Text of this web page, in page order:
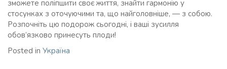
зможете поліпшити своє життя, знайти гармонію у
стосунках з оточуючими та, що найголовніше, — з собою.
Розпочніть цю подорож сьогодні, і ваші зусилля
обов’язково принесуть плоди!
Posted in Україна